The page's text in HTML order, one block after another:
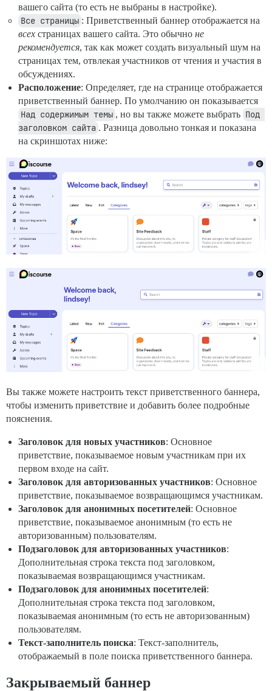
вашего сайта (то есть не выбраны в настройке).
Все страницы : Приветственный баннер отображается на
всех страницах вашего сайта. Это обычно не
рекомендуется, так как может создать визуальный шум на
страницах тем, отвлекая участников от чтения и участия в
обсуждениях.
Расположение: Определяет, где на странице отображается
приветственный баннер. По умолчанию он показывается
Над содержимым темы , но вы также можете выбрать Под
заголовком сайта . Разница довольно тонкая и показана
на скриншотах ниже:
Вы также можете настроить текст приветственного баннера,
чтобы изменить приветствие и добавить более подробные
пояснения.
Заголовок для новых участников: Основное
приветствие, показываемое новым участникам при их
первом входе на сайт.
Заголовок для авторизованных участников: Основное
приветствие, показываемое возвращающимся участникам.
Заголовок для анонимных посетителей: Основное
приветствие, показываемое анонимным (то есть не
авторизованным) пользователям.
Подзаголовок для авторизованных участников:
Дополнительная строка текста под заголовком,
показываемая возвращающимся участникам.
Подзаголовок для анонимных посетителей:
Дополнительная строка текста под заголовком,
показываемая анонимным (то есть не авторизованным)
пользователям.
Текст-заполнитель поиска: Текст-заполнитель,
отображаемый в поле поиска приветственного баннера.
Закрываемый баннер